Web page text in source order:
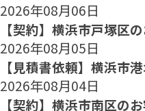
2026年08月06日
【契約】横浜市戸塚区
2026年08月05日
【見積書依頼】横浜市
2026年08月04日
【契約】横浜市南区の